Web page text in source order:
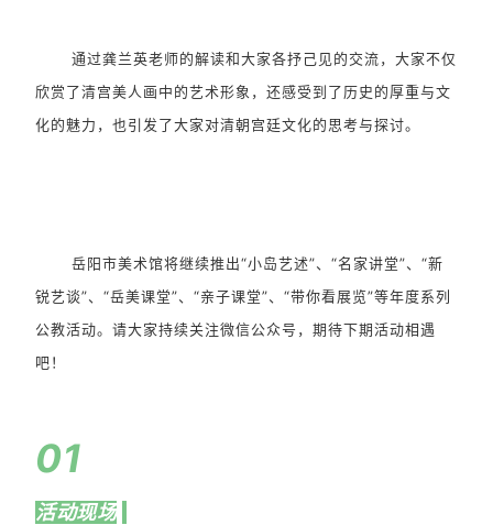
通过龚兰英老师的解读和大家各抒己见的交流，大家不仅
欣赏了清宫美人画中的艺术形象，还感受到了历史的厚重与文
化的魅力，也引发了大家对清朝宫廷文化的思考与探讨。
岳阳市美术馆将继续推出“小岛艺述”、“名家讲堂”、“新
锐艺谈”、“岳美课堂”、“亲子课堂”、“带你看展览”等年度系列
公教活动。请大家持续关注微信公众号，期待下期活动相遇
吧！
01
活动现场